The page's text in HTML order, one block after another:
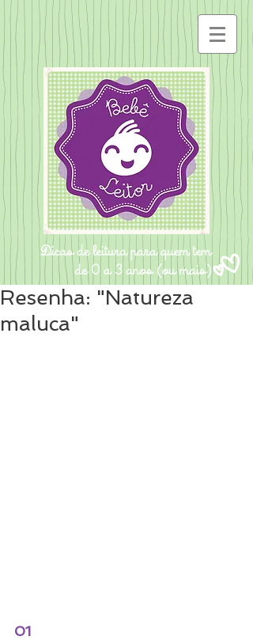
Resenha: "Natureza
maluca"
01